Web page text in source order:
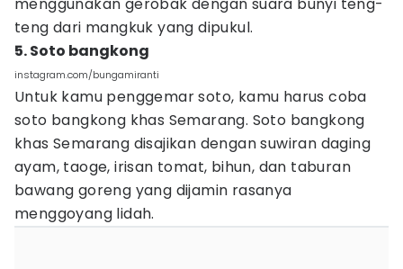
teng dari mangkuk yang dipukul.
5. Soto bangkong
instagram.com/bungamiranti
Untuk kamu penggemar soto, kamu harus coba
soto bangkong khas Semarang. Soto bangkong
khas Semarang disajikan dengan suwiran daging
ayam, taoge, irisan tomat, bihun, dan taburan
bawang goreng yang dijamin rasanya
menggoyang lidah.